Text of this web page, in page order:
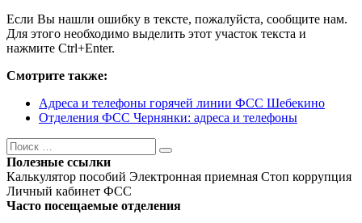
Если Вы нашли ошибку в тексте, пожалуйста, сообщите нам.
Для этого необходимо выделить этот участок текста и
нажмите Ctrl+Enter.
Смотрите также:
Адреса и телефоны горячей линии ФСС Шебекино
Отделения ФСС Чернянки: адреса и телефоны
Поиск
Поиск
Полезные ссылки
Калькулятор пособий Электронная приемная Стоп коррупция
Личный кабинет ФСС
Часто посещаемые отделения